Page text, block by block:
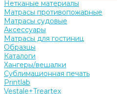
Нетканые материалы
Матрасы противопожарные
Матрасы судовые
Аксессуары
Матрасы для гостиниц
Образцы
Каталоги
Хангеры/вешалки
Сублимационная печать
Printlab
Vestale+Treartex